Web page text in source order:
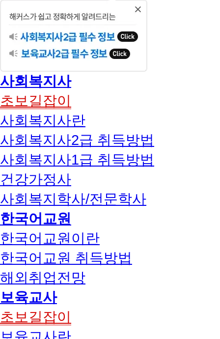
사회복지사
초보길잡이
사회복지사란
사회복지사2급 취득방법
사회복지사1급 취득방법
건강가정사
사회복지학사/전문학사
한국어교원
한국어교원이란
한국어교원 취득방법
해외취업전망
보육교사
초보길잡이